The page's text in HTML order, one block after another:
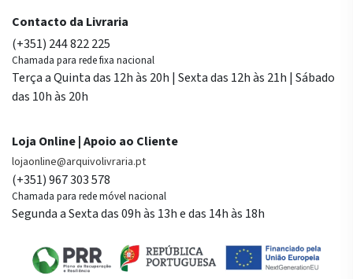
Contacto da Livraria
(+351) 244 822 225
Chamada para rede fixa nacional
Terça a Quinta das 12h às 20h | Sexta das 12h às 21h | Sábado
das 10h às 20h
Loja Online | Apoio ao Cliente
lojaonline@arquivolivraria.pt
(+351) 967 303 578
Chamada para rede móvel nacional
Segunda a Sexta das 09h às 13h e das 14h às 18h